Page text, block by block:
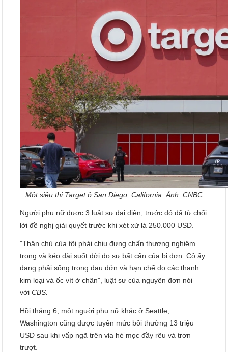
Một siêu thị Target ở San Diego, California. Ảnh: CNBC
Người phụ nữ được 3 luật sư đại diện, trước đó đã từ chối
lời đề nghị giải quyết trước khi xét xử là 250.000 USD.
"Thân chủ của tôi phải chịu đựng chấn thương nghiêm
trọng và kéo dài suốt đời do sự bất cẩn của bị đơn. Cô ấy
đang phải sống trong đau đớn và hạn chế do các thanh
kim loại và ốc vít ở chân", luật sư của nguyên đơn nói
vớiCBS.
Hồi tháng 6, một người phụ nữ khác ở Seattle,
Washington cũng được tuyên mức bồi thường 13 triệu
USD sau khi vấp ngã trên vỉa hè mọc đầy rêu và trơn
trượt.